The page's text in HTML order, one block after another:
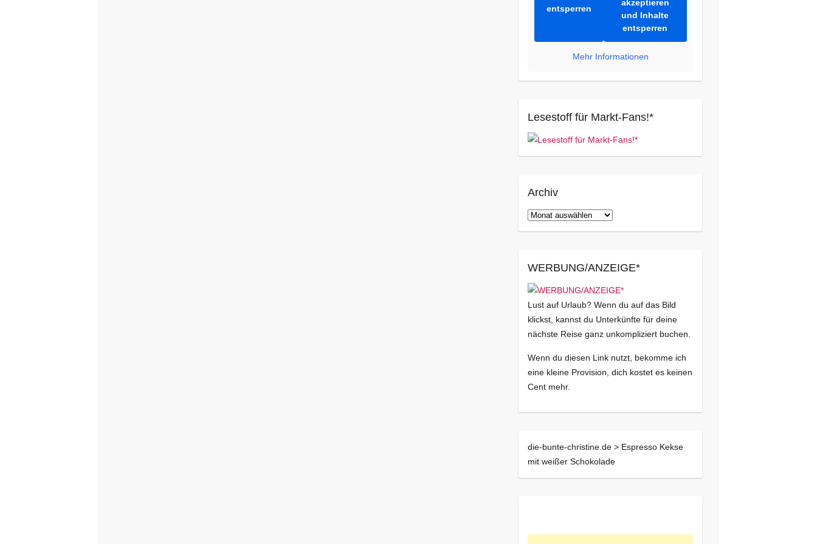
entsperren
akzeptieren
und Inhalte
entsperren
Mehr Informationen
Lesestoff für Markt-Fans!*
Archiv
Archiv
WERBUNG/ANZEIGE*
Lust auf Urlaub? Wenn du auf das Bild
klickst, kannst du Unterkünfte für deine
nächste Reise ganz unkompliziert buchen.
Wenn du diesen Link nutzt, bekomme ich
eine kleine Provision, dich kostet es keinen
Cent mehr.
die-bunte-christine.de > Espresso Kekse
mit weißer Schokolade